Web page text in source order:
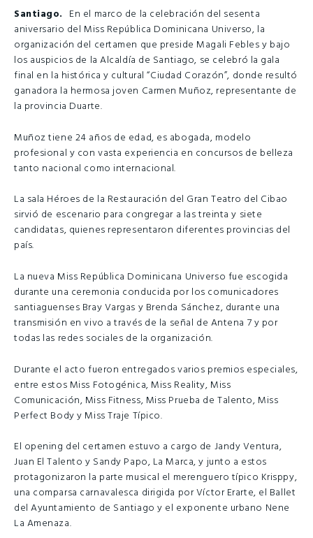
Santiago. En el marco de la celebración del sesenta
aniversario del Miss República Dominicana Universo, la
organización del certamen que preside Magali Febles y bajo
los auspicios de la Alcaldía de Santiago, se celebró la gala
final en la histórica y cultural “Ciudad Corazón”, donde resultó
ganadora la hermosa joven Carmen Muñoz, representante de
la provincia Duarte.
Muñoz tiene 24 años de edad, es abogada, modelo
profesional y con vasta experiencia en concursos de belleza
tanto nacional como internacional.
La sala Héroes de la Restauración del Gran Teatro del Cibao
sirvió de escenario para congregar a las treinta y siete
candidatas, quienes representaron diferentes provincias del
país.
La nueva Miss República Dominicana Universo fue escogida
durante una ceremonia conducida por los comunicadores
santiaguenses Bray Vargas y Brenda Sánchez, durante una
transmisión en vivo a través de la señal de Antena 7 y por
todas las redes sociales de la organización.
Durante el acto fueron entregados varios premios especiales,
entre estos Miss Fotogénica, Miss Reality, Miss
Comunicación, Miss Fitness, Miss Prueba de Talento, Miss
Perfect Body y Miss Traje Típico.
El opening del certamen estuvo a cargo de Jandy Ventura,
Juan El Talento y Sandy Papo, La Marca, y junto a estos
protagonizaron la parte musical el merenguero típico Krisppy,
una comparsa carnavalesca dirigida por Víctor Erarte, el Ballet
del Ayuntamiento de Santiago y el exponente urbano Nene
La Amenaza.